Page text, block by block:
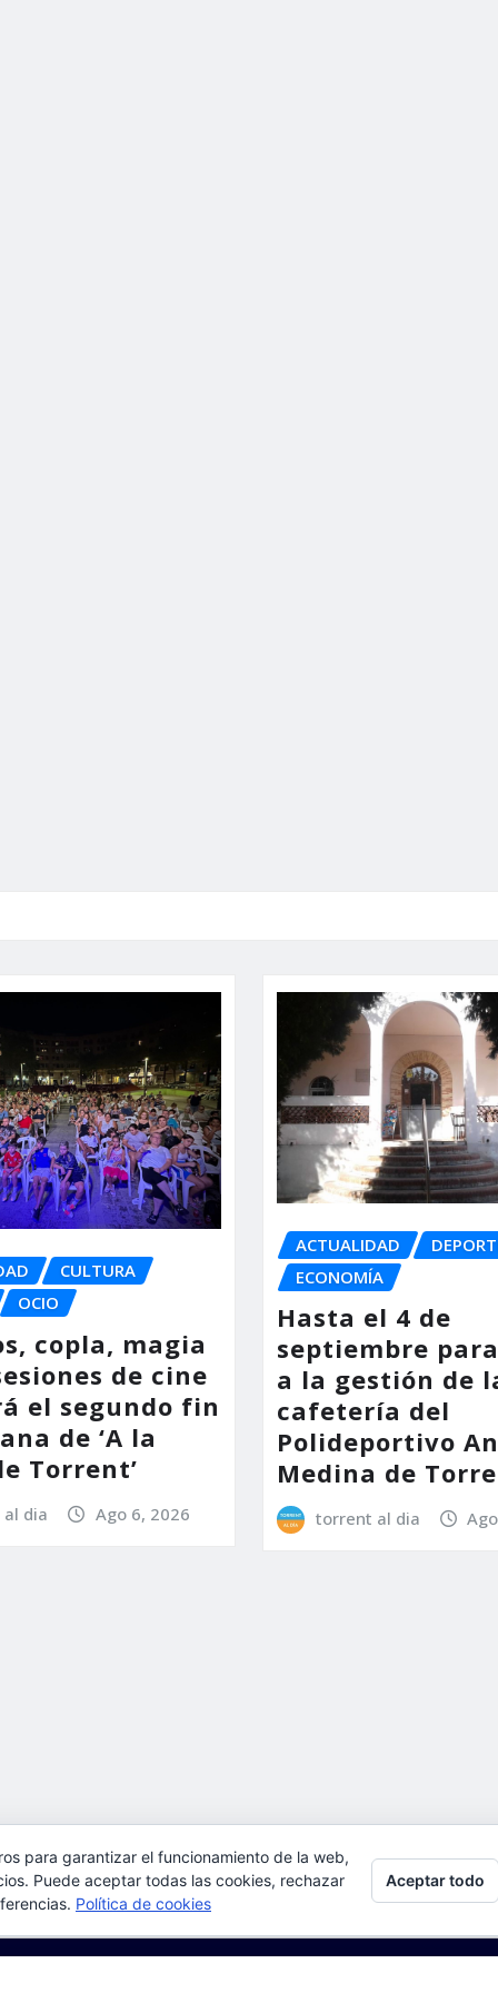
CULTURA
OCIO
copla, magia
de cine
el segundo fin
de ‘A la
Torrent’
dia Ago 6, 2026
ACTUALIDAD
ECONOMÍA
Hasta el 4 de
septiembre
a la gestión de
cafetería del
Polideportivo
Medina de
torrent al dia
para garantizar el funcionamiento de la web,
Puede aceptar todas las cookies, rechazar
Política de cookies
Aceptar todo
aceptas su uso.